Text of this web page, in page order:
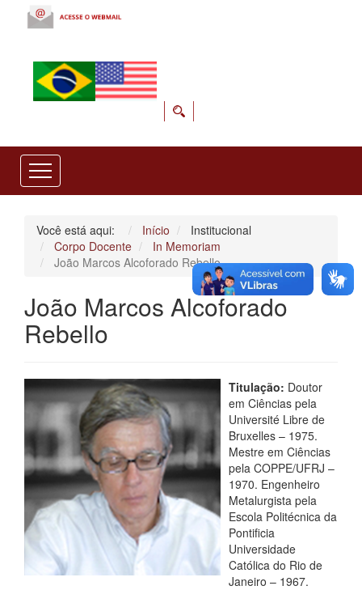
Você está aqui: Início
Institucional
Corpo Docente
In Memoriam
João Marcos Alcoforado Rebello
João Marcos Alcoforado
Rebello
Titulação: Doutor
em Ciências pela
Université Libre de
Bruxelles – 1975.
Mestre em Ciências
pela COPPE/UFRJ –
1970. Engenheiro
Metalurgista pela
Escola Politécnica da
Pontificia
Universidade
Católica do Rio de
Janeiro – 1967.